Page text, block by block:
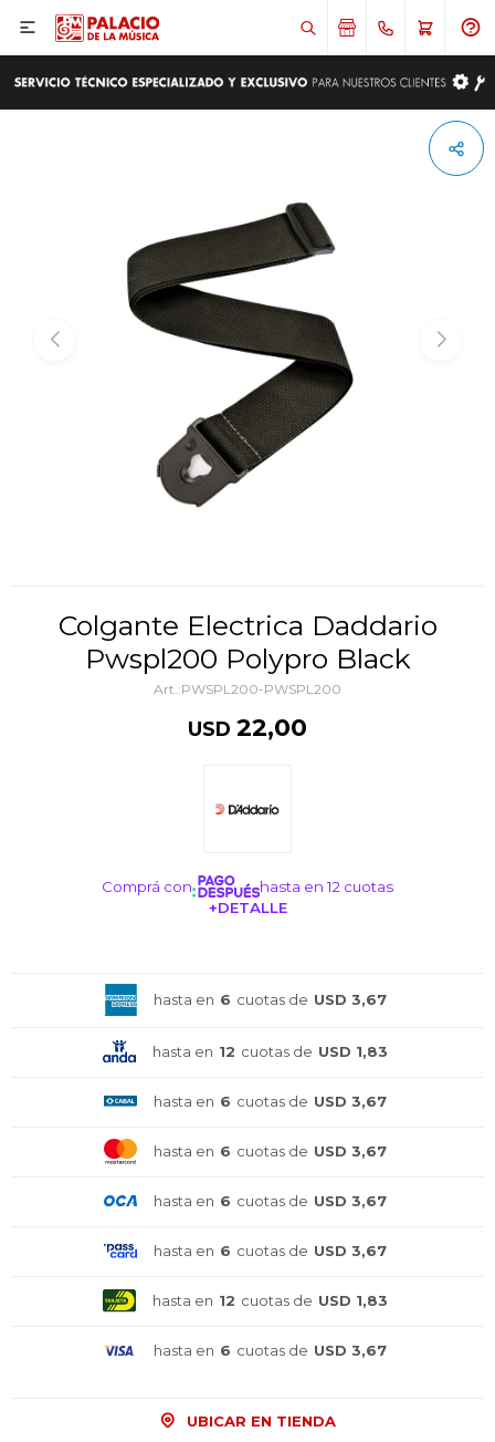

Colgante Electrica Daddario
Pwspl200 Polypro Black
PWSPL200-PWSPL200
USD 22,00
Comprá con
hasta en 12 cuotas
+DETALLE
hasta en 6 cuotas de USD 3,67
hasta en 12 cuotas de USD 1,83
hasta en 6 cuotas de USD 3,67
hasta en 6 cuotas de USD 3,67
hasta en 6 cuotas de USD 3,67
hasta en 6 cuotas de USD 3,67
hasta en 12 cuotas de USD 1,83
hasta en 6 cuotas de USD 3,67
UBICAR EN TIENDA
comprar!
comprar!
comprar!